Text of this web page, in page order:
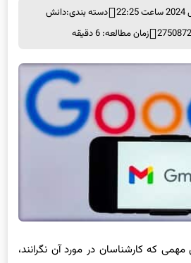
دسته بندی:دانش
زمان مطالعه: 6 دقیقه
که کارشناسان در مورد آن نگرانند،